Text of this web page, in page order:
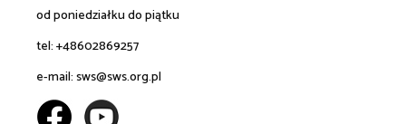
od poniedziałku do piątku
tel: +48602869257
e-mail:sws@sws.org.pl